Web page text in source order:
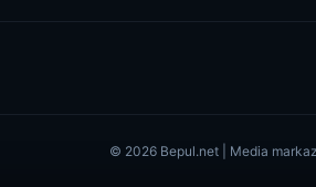
© 2026 Bepul.net | Media